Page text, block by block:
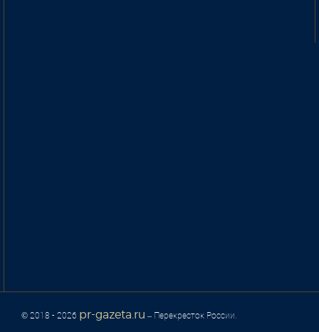
© 2018 - 2026 pr-gazeta.ru – Перекресток России.